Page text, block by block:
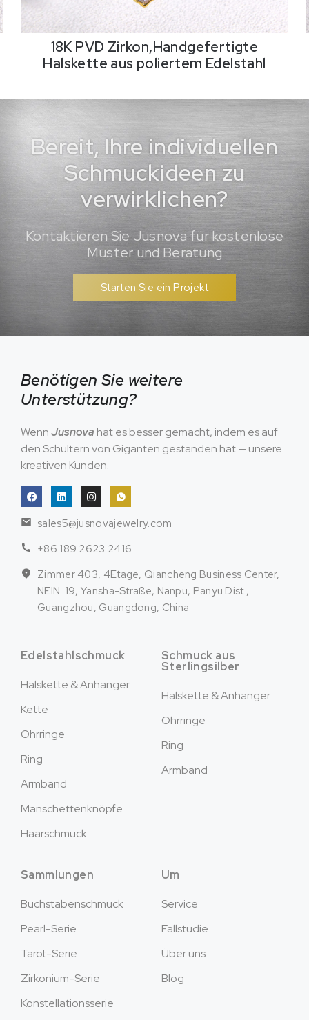
18K PVD Zirkon,Handgefertigte
Halskette aus poliertem Edelstahl
Bereit, Ihre individuellen
Schmuckideen zu
verwirklichen?
Kontaktieren Sie Jusnova für kostenlose
Muster und Beratung
Starten Sie ein Projekt
Benötigen Sie weitere
Unterstützung?
WennJusnova hat es besser gemacht, indem es auf
den Schultern von Giganten gestanden hat — unsere
kreativen Kunden.
sales5@jusnovajewelry.com
+86 189 2623 2416
Zimmer 403, 4Etage, Qiancheng Business Center,
NEIN. 19, Yansha-Straße, Nanpu, Panyu Dist.,
Guangzhou, Guangdong, China
Edelstahlschmuck
Halskette & Anhänger
Kette
Ohrringe
Ring
Armband
Manschettenknöpfe
Haarschmuck
Schmuck aus
Sterlingsilber
Halskette & Anhänger
Ohrringe
Ring
Armband
Sammlungen
Buchstabenschmuck
Pearl-Serie
Tarot-Serie
Zirkonium-Serie
Konstellationsserie
Um
Service
Fallstudie
Über uns
Blog